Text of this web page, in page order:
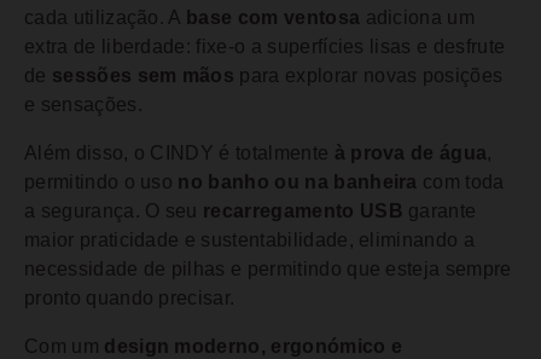
cada utilização. A base com ventosa adiciona um
extra de liberdade: fixe-o a superfícies lisas e desfrute
de sessões sem mãos para explorar novas posições
e sensações.
Além disso, o CINDY é totalmente à prova de água,
permitindo o uso no banho ou na banheira com toda
a segurança. O seu recarregamento USB garante
maior praticidade e sustentabilidade, eliminando a
necessidade de pilhas e permitindo que esteja sempre
pronto quando precisar.
Com um design moderno, ergonómico e